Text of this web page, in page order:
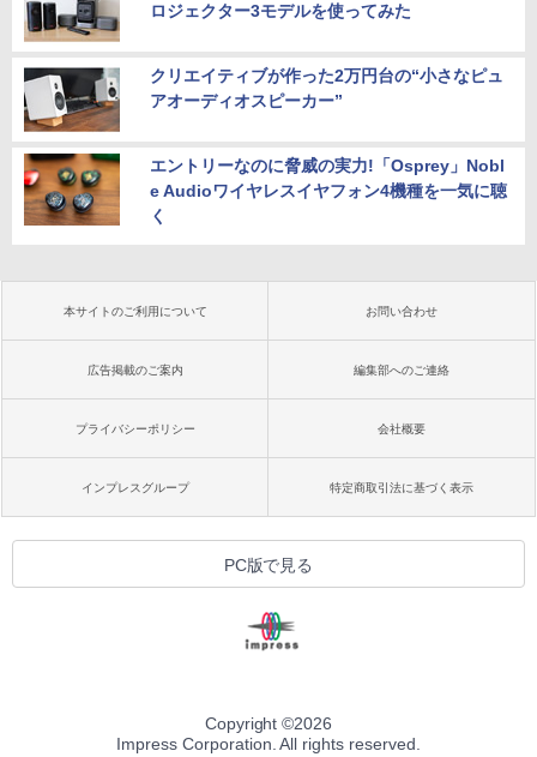
ロジェクター3モデルを使ってみた
クリエイティブが作った2万円台の“小さなピュ
アオーディオスピーカー”
エントリーなのに脅威の実力!「Osprey」Nobl
e Audioワイヤレスイヤフォン4機種を一気に聴
く
本サイトのご利用について お問い合わせ
広告掲載のご案内 編集部へのご連絡
プライバシーポリシー 会社概要
インプレスグループ 特定商取引法に基づく表示
PC版で見る
Copyright ©2026
Impress Corporation. All rights reserved.